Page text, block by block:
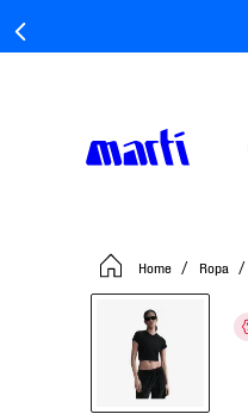
Ropa
tenis mujer
tenis hombre
tenis futbol